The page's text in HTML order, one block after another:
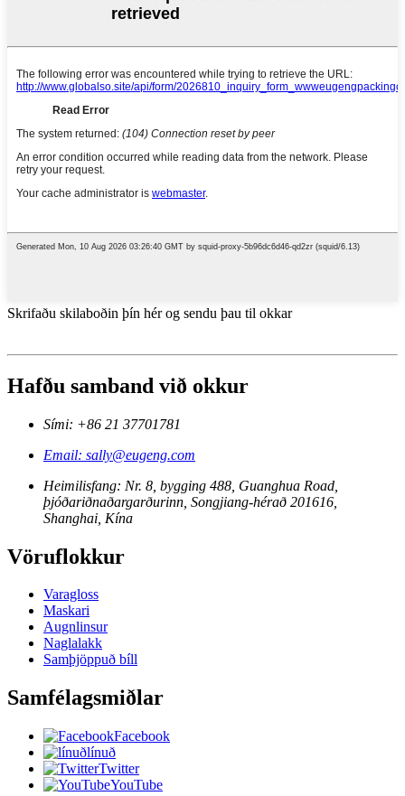
Skrifaðu skilaboðin þín hér og sendu þau til okkar
Hafðu samband við okkur
Sími: +86 21 37701781
Email: sally@eugeng.com
Heimilisfang: Nr. 8, bygging 488, Guanghua Road,
þjóðariðnaðargarðurinn, Songjiang-hérað 201616,
Shanghai, Kína
Vöruflokkur
Varagloss
Maskari
Augnlinsur
Naglalakk
Samþjöppuð bíll
Samfélagsmiðlar
Facebook
línuð
Twitter
YouTube